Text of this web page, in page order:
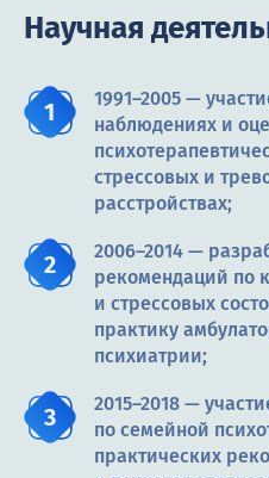
Научная
1991–2005 —
наблюдениях и
стрессовых и
расстройствах;
2006–2014 —
рекомендаций по
и стрессовых
практику
психиатрии;
2015–2018 —
по семейной
практических